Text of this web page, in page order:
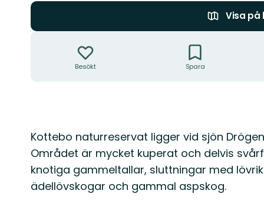
Visa på
Besökt Spara
Beskrivning
Kottebo naturreservat ligger vid sjön
Området är mycket kuperat och delvis
knotiga gammeltallar, sluttningar med
ädellövskogar och gammal aspskog.